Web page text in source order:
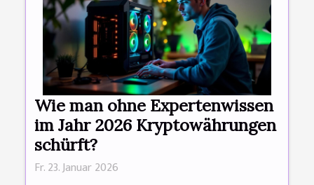
Wie man ohne Expertenwissen
im Jahr 2026 Kryptowährungen
schürft?
Fr. 23. Januar 2026